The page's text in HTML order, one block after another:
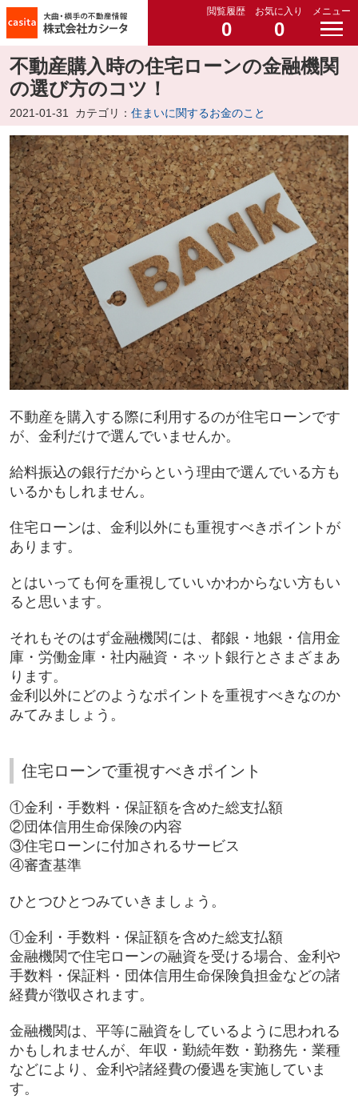
閲覧履歴
0
お気に入り
0
メニュー
不動産購入時の住宅ローンの金融機関
の選び方のコツ！
2021-01-31 カテゴリ： 住まいに関するお金のこと
不動産を購入する際に利用するのが住宅ローンです
が、金利だけで選んでいませんか。
給料振込の銀行だからという理由で選んでいる方も
いるかもしれません。
住宅ローンは、金利以外にも重視すべきポイントが
あります。
とはいっても何を重視していいかわからない方もい
ると思います。
それもそのはず金融機関には、都銀・地銀・信用金
庫・労働金庫・社内融資・ネット銀行とさまざまあ
ります。
金利以外にどのようなポイントを重視すべきなのか
みてみましょう。
住宅ローンで重視すべきポイント
①金利・手数料・保証額を含めた総支払額
②団体信用生命保険の内容
③住宅ローンに付加されるサービス
④審査基準
ひとつひとつみていきましょう。
①金利・手数料・保証額を含めた総支払額
金融機関で住宅ローンの融資を受ける場合、金利や
手数料・保証料・団体信用生命保険負担金などの諸
経費が徴収されます。
金融機関は、平等に融資をしているように思われる
かもしれませんが、年収・勤続年数・勤務先・業種
などにより、金利や諸経費の優遇を実施していま
す。